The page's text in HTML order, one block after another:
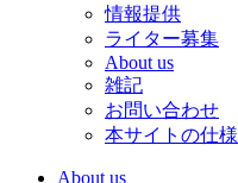
情報提供
ライター募集
About us
雑記
お問い合わせ
本サイトの仕様
About us